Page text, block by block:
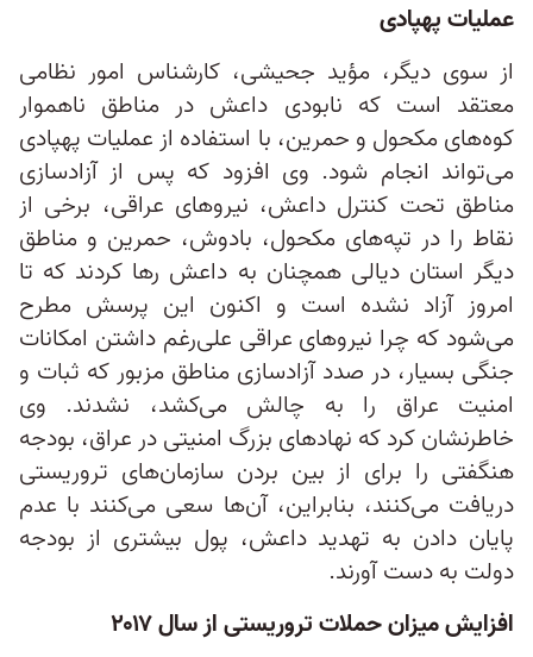
عملیات پهپادی
از سوی دیگر، مؤید جحیشی، کارشناس امور نظامی
معتقد است که نابودی داعش در مناطق ناهموار
کوه‌های مکحول و حمرین، با استفاده از عملیات پهپادی
می‌تواند انجام شود. وی افزود که پس از آزادسازی
مناطق تحت کنترل داعش، نیروهای عراقی، برخی از
نقاط را در تپه‌های مکحول، بادوش، حمرین و مناطق
دیگر استان دیالی همچنان به داعش رها کردند که تا
امروز آزاد نشده است و اکنون این پرسش مطرح
می‌شود که چرا نیروهای عراقی علی‌رغم داشتن امکانات
جنگی بسیار، در صدد آزادسازی مناطق مزبور که ثبات و
امنیت عراق را به چالش می‌کشد، نشدند. وی
خاطرنشان کرد که نهادهای بزرگ امنیتی در عراق، بودجه
هنگفتی را برای از بین بردن سازمان‌های تروریستی
دریافت می‌کنند، بنابراین، آن‌ها سعی می‌کنند با عدم
پایان دادن به تهدید داعش، پول بیشتری از بودجه
دولت به دست آورند.
افزایش میزان حملات تروریستی از سال ۲۰۱۷